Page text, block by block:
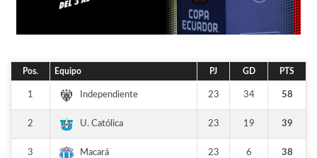
Pos. Equipo PJ GD PTS
1 Independiente 23 34 58
2 U. Católica 23 19 39
3 Macará 23 6 38